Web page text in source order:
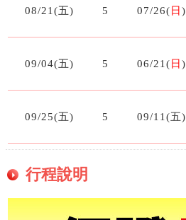
08/21(五) 5 07/26( 日 )
09/04(五) 5 06/21( 日 )
09/25(五) 5 09/11(五)
行程說明